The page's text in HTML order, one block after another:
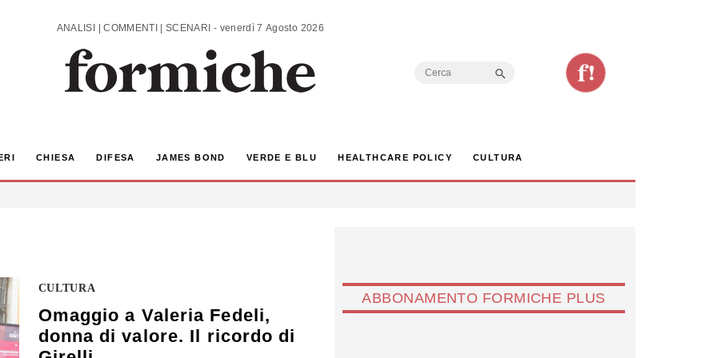
ANALISI | COMMENTI | SCENARI - venerdì 7 Agosto 2026
Search
CHIESA DIFESA JAMES BOND VERDE E BLU HEALTHCARE POLICY CULTURA
CULTURA
Omaggio a Valeria Fedeli,
donna di valore. Il ricordo di
ABBONAMENTO FORMICHE PLUS